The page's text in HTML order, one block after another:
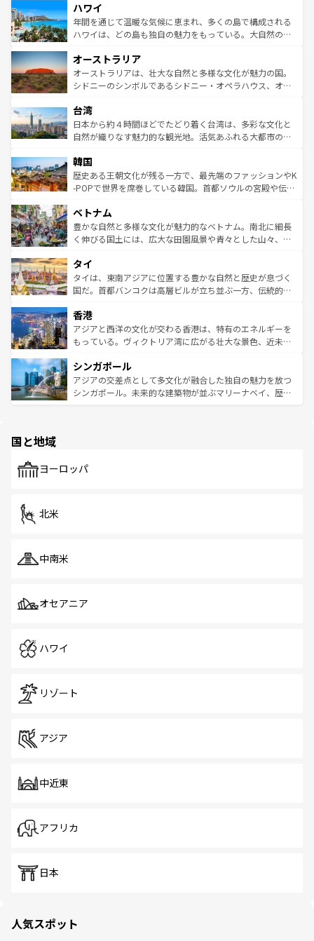
ば市内交通費無料で観光を楽しむこともできる。 なお、新
着のスイス情報はコンテンツ一覧 を参照してほしい。
のような巨大都市は、観光、ショッピング、エンターテイ
ンメントが詰まった刺激的なスポットだ。一方、アメリカ
西部には大自然が広がり、グランドキャニオンやイエロー
部のニューオーリンズでは、音楽と美食が融合した独特の
文化が魅力。旅行者はアメリカの各地域で異なる魅力を楽
しみながら、その多様性と豊かな歴史を感じることができ
ならではの贅沢な旅のスタイルだ。 なお、新着のアメリカ
情報はコンテンツ一覧を参照してほしい。
ハワイ
年間を通じて温暖な気候に恵まれ、多くの島で構成される
ハワイは、どの島も独自の魅力をもっている。大自然の神
ワイ島は見逃せない。また、定番の観光地といえばオアフ
島だが、静かな自然を求めるならマウイ島やカウアイ島が
おすすめ。エメラルドグリーンに輝く海をはじめ、豊かな
れるおもてなしの心で訪れる人々を迎えてくれるハワイの
人々、おいしいローカルフードやハワイアンミュージッ
ク、伝統的なフラダンスなど、すべてがハワイの魅力を彩
ワイを、存分に味わってほしい。 なお、新着のハワイ情報
はコンテンツ一覧を参照してほしい。
オーストラリア
オーストラリアは、壮大な自然と多様な文化が魅力の国。
シドニーのシンボルであるシドニー・オペラハウス、オー
リアリーフや大陸中央部にそびえるウルル（エアーズロッ
ク）、タスマニアの美しい原生林やケアンズの熱帯雨林な
ど、見どころがたくさん。また、カフェやワイン、オージ
いる。アクティビティも充実しており、サーフィンやダイ
ビング、ハイキングなど、アウトドア好きにはたまらな
い。オーストラリアの多彩な魅力を存分に味わいつくそ
参照してほしい。
台湾
日本から約４時間ほどでたどり着く台湾は、多彩な文化と
自然が織りなす魅力的な観光地。活気あふれる大都市の台
ン）、静ひつな山岳地帯である台湾東部など、都市の喧騒
と山間の静けさが共存しており、訪れる人に新しい発見と
驚きをもたらしてくれる。また、奥深い台湾の食文化も魅
容にもいいと評判のスイーツなど、バラエティ豊かな料理
が味わえる。 なお、新着の台湾情報は コンテンツ一覧を参
照してほしい。
韓国
歴史ある王朝文化が残る一方で、最先端のファッションやK
-POPで世界を席巻している韓国。首都ソウルの宮殿や伝統
き、地方に足を延ばせば四季折々の自然美を楽しむことが
できる。そして、キムチや焼肉、絶品のストリートフード
まで、さまざまな韓国料理が待っている。夜には、韓国な
リティに包まれながら、韓国の多彩な魅力を心ゆくまで味
わってみてほしい。 なお、新着の韓国情報はコンテンツ一
覧を参照してほしい。
ベトナム
豊かな自然と多様な文化が魅力的なベトナム。南北に細長
く伸びる国土には、広大な田園風景や青々とした山々、世
急速な発展と共に伝統が息づく。ハノイの古い町並みやホ
ーチミン市のフランス統治時代の建物も、独特の雰囲気を
醸し出している。また、バラエティの豊かさとおいしさで
とつ。フォーやバインミー、ベトナムコーヒーなどは、ぜ
ひ現地で味わいたい。どの地域を訪れてもあたたかい人々
が旅行者を迎えてくれるので、きっと忘れられない旅にな
参照してほしい。
タイ
タイは、東南アジアに位置する豊かな自然と歴史が息づく
国だ。首都バンコクは高層ビルが立ち並ぶ一方、伝統的な
の活気が交差している。北部ではチェンマイなどの山岳地
帯で自然と触れ合い、南部ではプーケットやクラビの美し
いビーチでリゾート気分を楽しむことができる。タイ料理
激する。気候は一年中温暖で、どの季節にも異なる楽しみ
が待っている。親しみやすいタイの人々、仏教を中心とし
た文化、そして多様な観光資源が、訪れる旅人を魅了し続
香港
アジアと西洋の文化が交わる香港は、特有のエネルギーを
もっている。ヴィクトリア湾に広がる壮大な景色、近未来
み、どこを訪れても感動するはず。観光スポットが密集し
ており、効率よく見どころを回れるのも魅力。息をのむよ
うな絶景から文化的な体験まで、香港を存分に楽しみ尽く
シンガポール
アジアの交差点として多文化が融合した独自の魅力を放つ
シンガポール。未来的な建築物が並ぶマリーナベイ、歴史
で、ホーカーズは地元の風情を楽しめる外せないスポット
国と地域
ヨーロッパ
北米
中南米
オセアニア
ハワイ
リゾート
アジア
中近東
アフリカ
日本
人気スポット